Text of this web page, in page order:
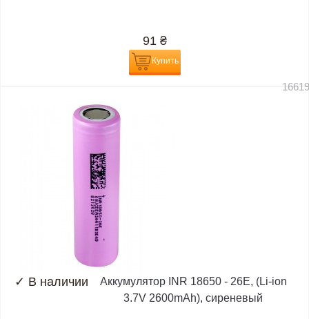
91 ₴
Купить
✓ В наличии
Аккумулятор INR 18650 - 26E, (Li-ion
3.7V 2600mAh), сиреневый